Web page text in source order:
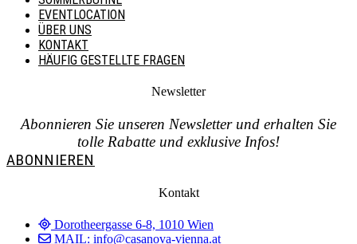
EVENTLOCATION
ÜBER UNS
KONTAKT
HÄUFIG GESTELLTE FRAGEN
Newsletter
Abonnieren Sie unseren Newsletter und erhalten Sie
tolle Rabatte und exklusive Infos!
ABONNIEREN
Kontakt
Dorotheergasse 6-8, 1010 Wien
MAIL: info@casanova-vienna.at